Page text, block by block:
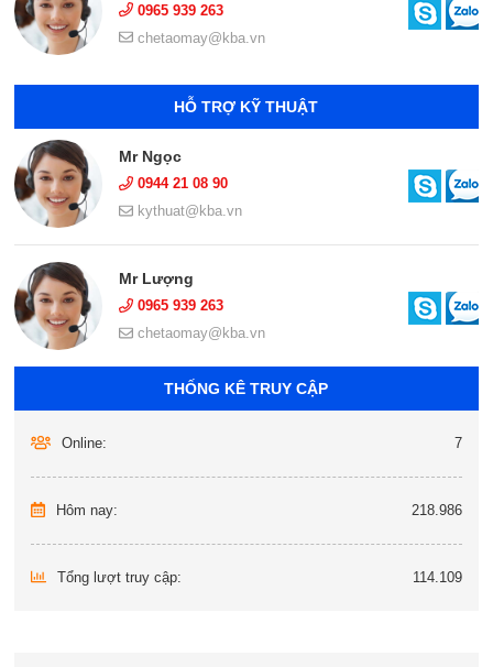
0965 939 263
chetaomay@kba.vn
HỖ TRỢ KỸ THUẬT
Mr Ngọc
0944 21 08 90
kythuat@kba.vn
Mr Lượng
0965 939 263
chetaomay@kba.vn
THỐNG KÊ TRUY CẬP
Online: 7
Hôm nay: 218.986
Tổng lượt truy cập: 114.109